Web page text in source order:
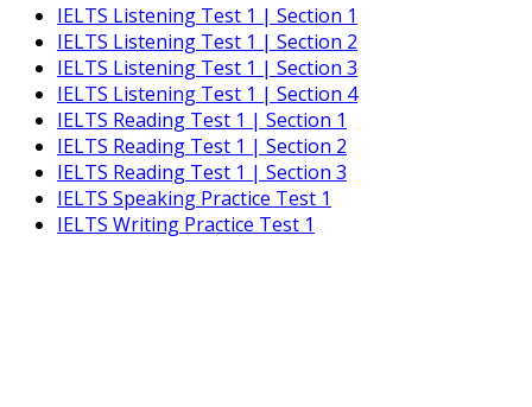
IELTS Listening Test 1 | Section 1
IELTS Listening Test 1 | Section 2
IELTS Listening Test 1 | Section 3
IELTS Listening Test 1 | Section 4
IELTS Reading Test 1 | Section 1
IELTS Reading Test 1 | Section 2
IELTS Reading Test 1 | Section 3
IELTS Speaking Practice Test 1
IELTS Writing Practice Test 1